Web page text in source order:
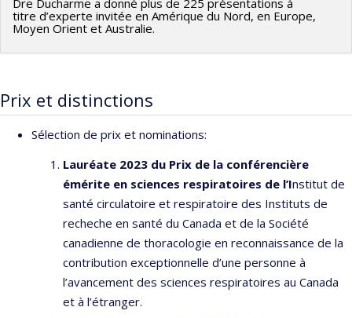
Dre Ducharme a donné plus de 225 présentations à
titre d’experte invitée en Amérique du Nord, en Europe,
Moyen Orient et Australie.
Prix et distinctions
Sélection de prix et nominations:
Lauréate 2023 du Prix de la conférencière
émérite en sciences respiratoires de l’Institut de
santé circulatoire et respiratoire des Instituts de
recheche en santé du Canada et de la Société
canadienne de thoracologie en reconnaissance de la
contribution exceptionnelle d’une personne à
l’avancement des sciences respiratoires au Canada
et à l’étranger.